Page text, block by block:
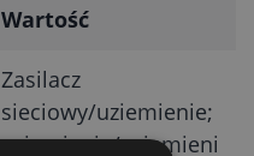
Wartość
Zasilacz
sieciowy/uziemienie;
uziemienie/uziemieni